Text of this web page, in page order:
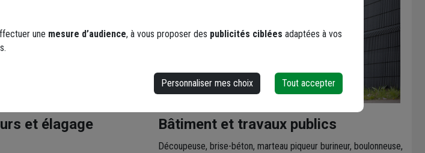
et élagage Bâtiment et travaux publics
Découpeuse, brise-béton, marteau piqueur burineur, boulonneuse,
une mesure d’audience, à vous proposer des publicités ciblées adaptées à vos
Personnaliser mes choix Tout accepter